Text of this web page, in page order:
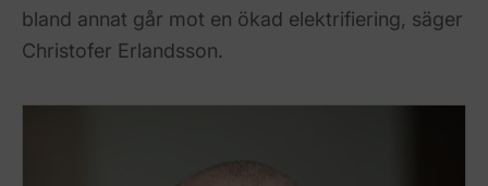
bland annat går mot en ökad elektrifiering, säger
Christofer Erlandsson.